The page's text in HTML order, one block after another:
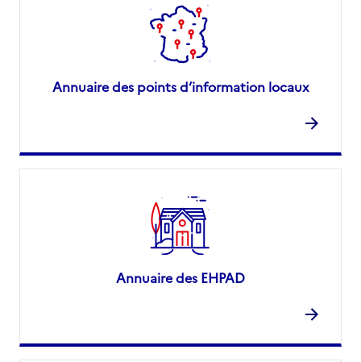
Annuaire des points d’information locaux
Annuaire des EHPAD